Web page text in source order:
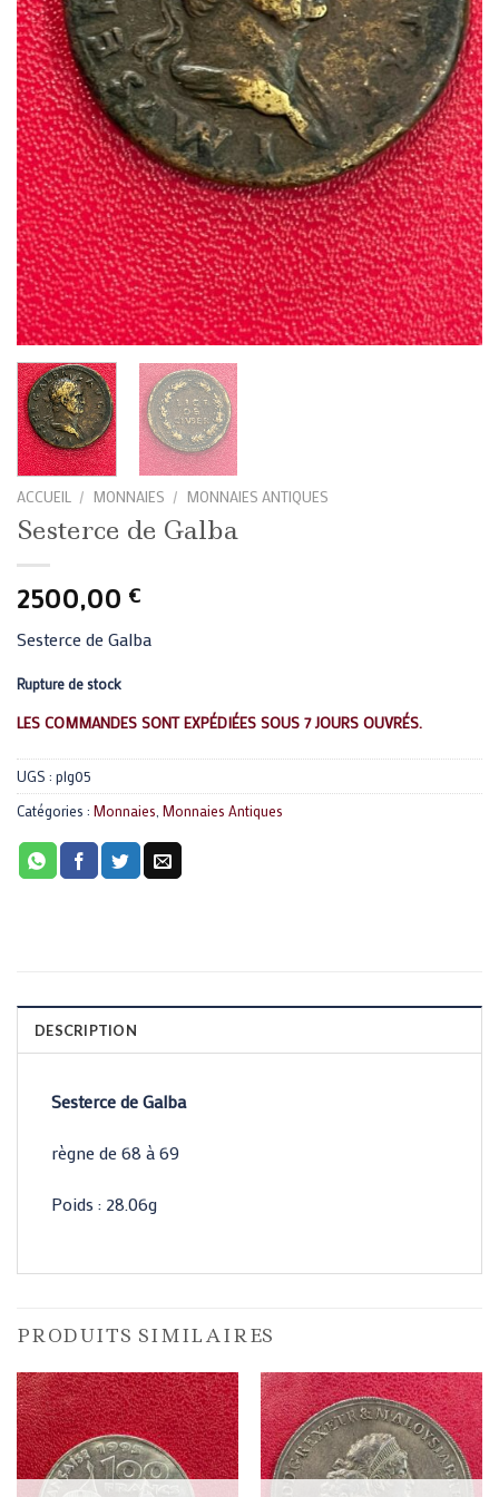
ACCUEIL / MONNAIES / MONNAIES ANTIQUES
Sesterce de Galba
2500,00 €
Sesterce de Galba
Rupture de stock
LES COMMANDES SONT EXPÉDIÉES SOUS 7 JOURS OUVRÉS.
UGS : plg05
Catégories : Monnaies Monnaies Antiques
DESCRIPTION
Sesterce de Galba
règne de 68 à 69
Poids : 28.06g
PRODUITS SIMILAIRES